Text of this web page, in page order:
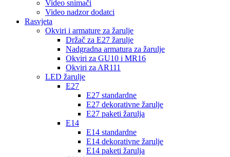
Video snimači
Video nadzor dodatci
Rasvjeta
Okviri i armature za žarulje
Držač za E27 žarulje
Nadgradna armatura za žarulje
Okviri za GU10 i MR16
Okviri za AR111
LED žarulje
E27
E27 standardne
E27 dekorativne žarulje
E27 paketi žarulja
E14
E14 standardne
E14 dekorativne žarulje
E14 paketi žarulja